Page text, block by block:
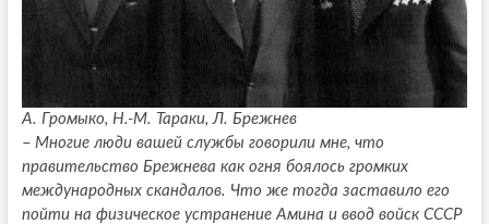
А. Громыко, Н.-М. Тараки, Л. Брежнев
– Многие люди вашей службы говорили мне, что
правительство Брежнева как огня боялось громких
международных скандалов. Что же тогда заставило его
пойти на физическое устранение Амина и ввод войск СССР